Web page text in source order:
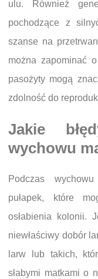
ulu. Również
pochodzące z
szanse na
można zapominać
pasożyty mogą
zdolność do
Jakie
wychowu
Podczas
pułapek, które
osłabienia kolonii.
niewłaściwy dobór
larw lub takich,
słabymi matkami o